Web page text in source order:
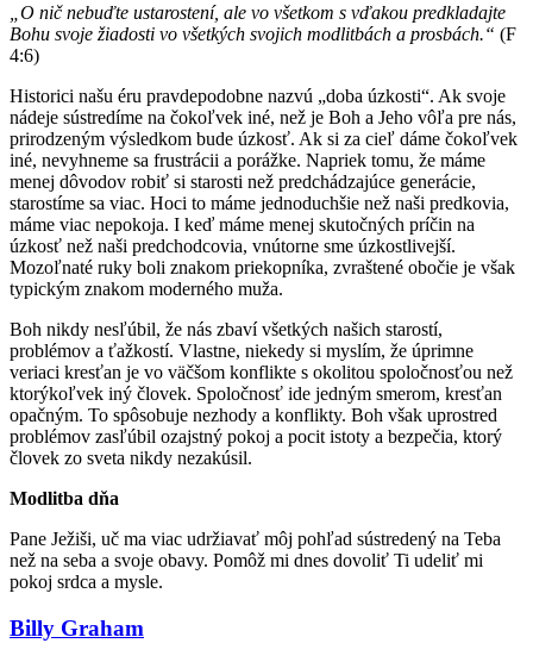
„O nič nebuďte ustarostení, ale vo všetkom s vďakou predkladajte
Bohu svoje žiadosti vo všetkých svojich modlitbách a prosbách.“ (F
4:6)
Historici našu éru pravdepodobne nazvú „doba úzkosti“. Ak svoje
nádeje sústredíme na čokoľvek iné, než je Boh a Jeho vôľa pre nás,
prirodzeným výsledkom bude úzkosť. Ak si za cieľ dáme čokoľvek
iné, nevyhneme sa frustrácii a porážke. Napriek tomu, že máme
menej dôvodov robiť si starosti než predchádzajúce generácie,
starostíme sa viac. Hoci to máme jednoduchšie než naši predkovia,
máme viac nepokoja. I keď máme menej skutočných príčin na
úzkosť než naši predchodcovia, vnútorne sme úzkostlivejší.
Mozoľnaté ruky boli znakom priekopníka, zvraštené obočie je však
typickým znakom moderného muža.
Boh nikdy nesľúbil, že nás zbaví všetkých našich starostí,
problémov a ťažkostí. Vlastne, niekedy si myslím, že úprimne
veriaci kresťan je vo väčšom konflikte s okolitou spoločnosťou než
ktorýkoľvek iný človek. Spoločnosť ide jedným smerom, kresťan
opačným. To spôsobuje nezhody a konflikty. Boh však uprostred
problémov zasľúbil ozajstný pokoj a pocit istoty a bezpečia, ktorý
človek zo sveta nikdy nezakúsil.
Modlitba dňa
Pane Ježiši, uč ma viac udržiavať môj pohľad sústredený na Teba
než na seba a svoje obavy. Pomôž mi dnes dovoliť Ti udeliť mi
pokoj srdca a mysle.
Billy Graham